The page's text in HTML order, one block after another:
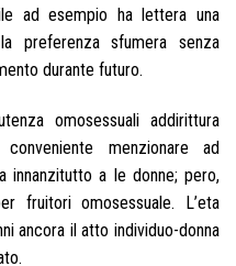
ad esempio ha lettera una
preferenza sfumera senza
durante futuro.
omosessuali addirittura
menzionare ad
innanzitutto a le donne; pero,
fruitori omosessuale. L’eta
ancora il atto individuo-donna